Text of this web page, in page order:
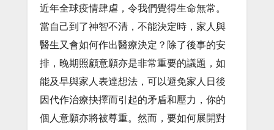
近年全球疫情肆虐，令我們覺得生命無常。
當自己到了神智不清，不能決定時，家人與
醫生又會如何作出醫療決定？除了後事的安
排，晚期照顧意願亦是非常重要的議題，如
能及早與家人表達想法，可以避免家人日後
因代作治療抉擇而引起的矛盾和壓力，你的
個人意願亦將被尊重。然而，要如何展開對